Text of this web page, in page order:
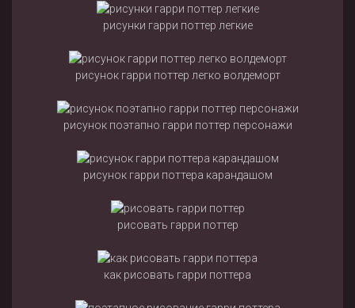
рисунки гарри поттер легкие
рисунок гарри поттер легко волдеморт
рисунок поэтапно гарри поттер персонажи
рисунок гарри поттера карандашом
рисовать гарри поттер
как рисовать гарри поттера